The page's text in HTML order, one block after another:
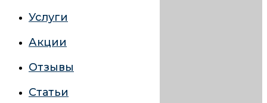
Услуги
Акции
Отзывы
Статьи